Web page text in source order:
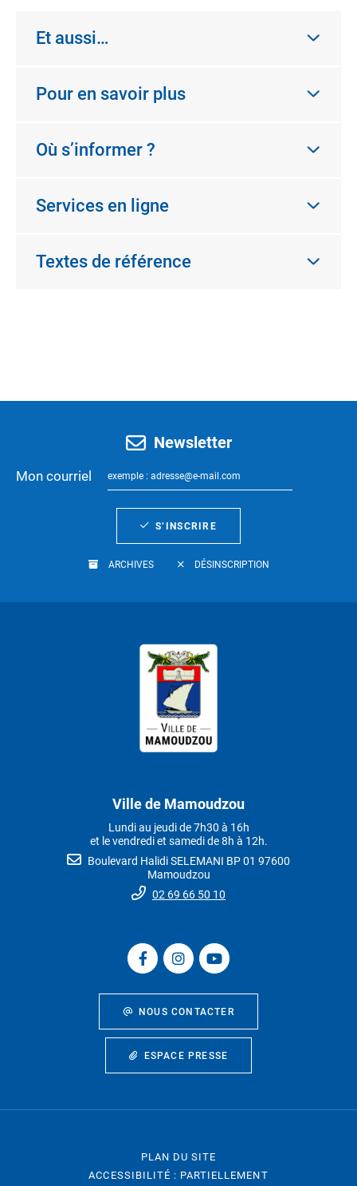
Et aussi…
Pour en savoir plus
Où s’informer ?
Services en ligne
Textes de référence
Newsletter
Mon courriel
S’INSCRIRE
ARCHIVES DÉSINSCRIPTION
Ville de Mamoudzou
Lundi au jeudi de 7h30 à 16h
et le vendredi et samedi de 8h à 12h.
Boulevard Halidi SELEMANI BP 01 97600
Mamoudzou
02 69 66 50 10
NOUS CONTACTER
ESPACE PRESSE
PLAN DU SITE
ACCESSIBILITÉ : PARTIELLEMENT